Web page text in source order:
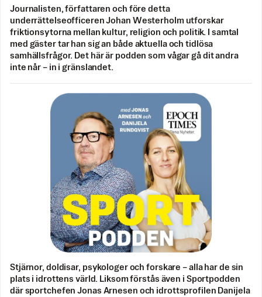
Journalisten, författaren och före detta
underrättelseofficeren Johan Westerholm utforskar
friktionsytorna mellan kultur, religion och politik. I samtal
med gäster tar han sig an både aktuella och tidlösa
samhällsfrågor. Det här är podden som vågar gå dit andra
inte når – in i gränslandet.
Stjärnor, doldisar, psykologer och forskare – alla har de sin
plats i idrottens värld. Liksom förstås även i Sportpodden
där sportchefen Jonas Arnesen och idrottsprofilen Danijela